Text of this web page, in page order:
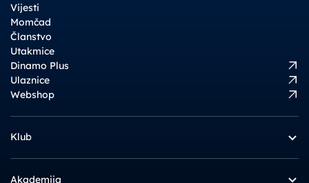
Vijesti
Momčad
Članstvo
Utakmice
Dinamo Plus
Ulaznice
Webshop
Klub
Akademija